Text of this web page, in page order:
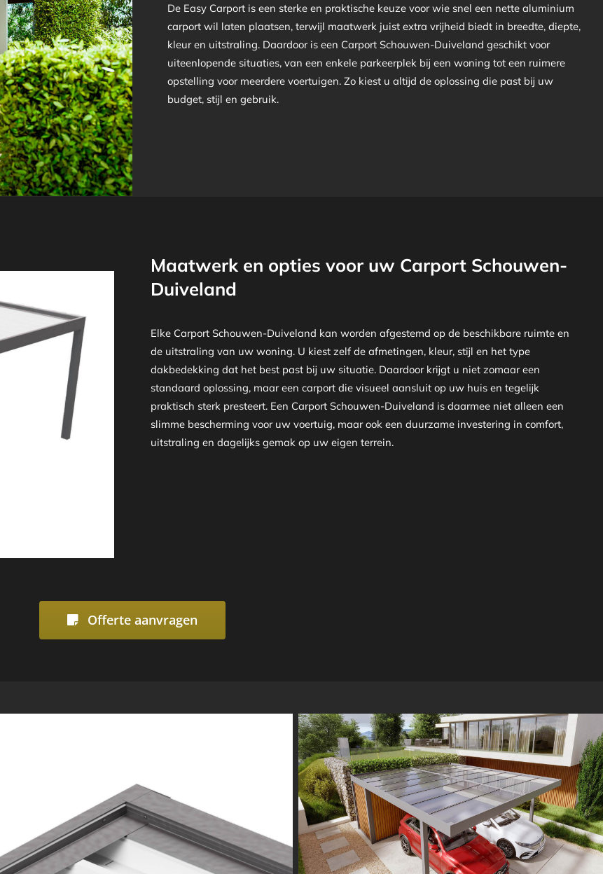
De Easy Carport is een sterke en praktische keuze voor wie snel een nette aluminium
carport wil laten plaatsen, terwijl maatwerk juist extra vrijheid biedt in breedte, diepte,
kleur en uitstraling. Daardoor is een Carport Schouwen-Duiveland geschikt voor
uiteenlopende situaties, van een enkele parkeerplek bij een woning tot een ruimere
opstelling voor meerdere voertuigen. Zo kiest u altijd de oplossing die past bij uw
budget, stijl en gebruik.
Maatwerk en opties voor uw Carport Schouwen-
Duiveland
Elke Carport Schouwen-Duiveland kan worden afgestemd op de beschikbare ruimte en
de uitstraling van uw woning. U kiest zelf de afmetingen, kleur, stijl en het type
dakbedekking dat het best past bij uw situatie. Daardoor krijgt u niet zomaar een
standaard oplossing, maar een carport die visueel aansluit op uw huis en tegelijk
praktisch sterk presteert. Een Carport Schouwen-Duiveland is daarmee niet alleen een
slimme bescherming voor uw voertuig, maar ook een duurzame investering in comfort,
uitstraling en dagelijks gemak op uw eigen terrein.
Offerte aanvragen